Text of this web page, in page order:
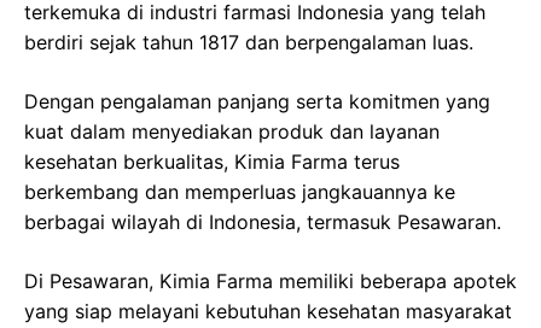
terkemuka di industri farmasi Indonesia yang telah
berdiri sejak tahun 1817 dan berpengalaman luas.
Dengan pengalaman panjang serta komitmen yang
kuat dalam menyediakan produk dan layanan
kesehatan berkualitas, Kimia Farma terus
berkembang dan memperluas jangkauannya ke
berbagai wilayah di Indonesia, termasuk Pesawaran.
Di Pesawaran, Kimia Farma memiliki beberapa apotek
yang siap melayani kebutuhan kesehatan masyarakat